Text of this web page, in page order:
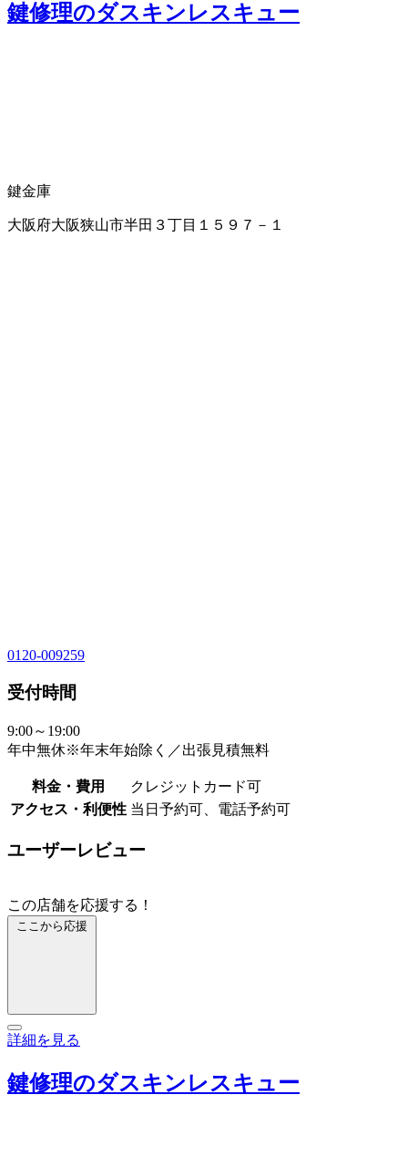
鍵修理のダスキンレスキュー
鍵金庫
大阪府大阪狭山市半田３丁目１５９７－１
0120-009259
受付時間
9:00～19:00
年中無休※年末年始除く／出張見積無料
料金・費用
クレジットカード可
アクセス・利便性 当日予約可、電話予約可
ユーザーレビュー
この店舗を応援する！
ここから応援
詳細を見る
鍵修理のダスキンレスキュー